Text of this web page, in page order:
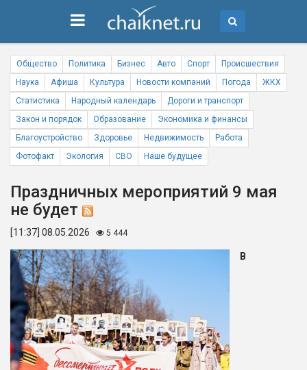
Общество Политика Бизнес Авто Спорт
Происшествия
Наука
Афиша Культура Новости компаний Погода
ЖКХ
Статистика
Народный календарь
Дороги и транспорт
Закон и порядок
Образование
Экономика и финансы
Благоустройство
Здоровье Недвижимость
Работа
Фотофакт
Экология СВО Наше будущее
Праздничных мероприятий 9 мая
не будет
[11:37] 08.05.2026 5 444
В